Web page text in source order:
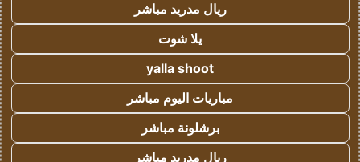
ريال مدريد مباشر
يلا شوت
yalla shoot
مباريات اليوم مباشر
برشلونة مباشر
ريال مدريد مباشر